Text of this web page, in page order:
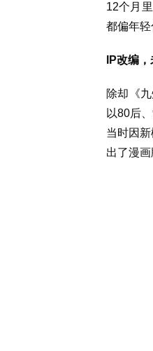
12个月
都偏年
IP改编
除却《
以80后
当时因
出了漫画